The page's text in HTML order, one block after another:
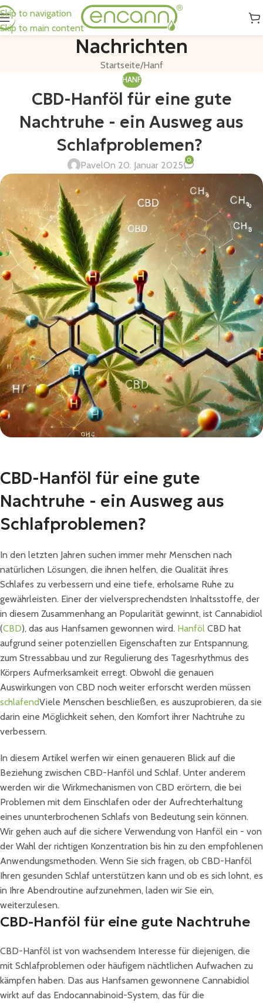
Skip to navigation
Skip to main content
Nachrichten
Startseite Hanf
HANF
CBD-Hanföl für eine gute
Nachtruhe - ein Ausweg aus
Schlafproblemen?
PavelOn 20. Januar 2025 0
CBD-Hanföl für eine gute
Nachtruhe - ein Ausweg aus
Schlafproblemen?
In den letzten Jahren suchen immer mehr Menschen nach
natürlichen Lösungen, die ihnen helfen, die Qualität ihres
Schlafes zu verbessern und eine tiefe, erholsame Ruhe zu
gewährleisten. Einer der vielversprechendsten Inhaltsstoffe, der
in diesem Zusammenhang an Popularität gewinnt, ist Cannabidiol
(CBD), das aus Hanfsamen gewonnen wird. Hanföl CBD hat
aufgrund seiner potenziellen Eigenschaften zur Entspannung,
zum Stressabbau und zur Regulierung des Tagesrhythmus des
Körpers Aufmerksamkeit erregt. Obwohl die genauen
Auswirkungen von CBD noch weiter erforscht werden müssen
schlafendViele Menschen beschließen, es auszuprobieren, da sie
darin eine Möglichkeit sehen, den Komfort ihrer Nachtruhe zu
verbessern.
In diesem Artikel werfen wir einen genaueren Blick auf die
Beziehung zwischen CBD-Hanföl und Schlaf. Unter anderem
werden wir die Wirkmechanismen von CBD erörtern, die bei
Problemen mit dem Einschlafen oder der Aufrechterhaltung
eines ununterbrochenen Schlafs von Bedeutung sein können.
Wir gehen auch auf die sichere Verwendung von Hanföl ein - von
der Wahl der richtigen Konzentration bis hin zu den empfohlenen
Anwendungsmethoden. Wenn Sie sich fragen, ob CBD-Hanföl
Ihren gesunden Schlaf unterstützen kann und ob es sich lohnt, es
in Ihre Abendroutine aufzunehmen, laden wir Sie ein,
weiterzulesen.
CBD-Hanföl für eine gute Nachtruhe
CBD-Hanföl ist von wachsendem Interesse für diejenigen, die
mit Schlafproblemen oder häufigem nächtlichen Aufwachen zu
kämpfen haben. Das aus Hanfsamen gewonnene Cannabidiol
wirkt auf das Endocannabinoid-System, das für die